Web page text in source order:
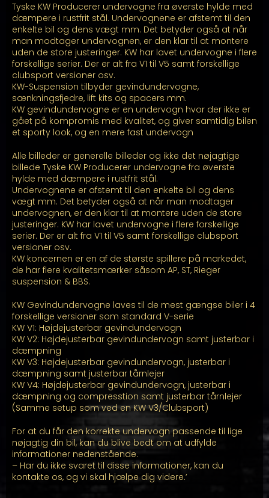
kr. 26.899,00
Tyske KW Producerer undervogne fra øverste hylde med
dæmpere i rustfrit stål. Undervognene er afstemt til den
enkelte bil og dens vægt mm. Det betyder også at når
man modtager undervognen, er den klar til at montere
uden de store justeringer. KW har lavet undervogne i flere
forskellige serier. Der er alt fra V1 til V5 samt forskellige
clubsport versioner osv.
KW-Suspension tilbyder gevindundervogne,
sænkningsfjedre, lift kits og spacers mm.
KW gevindundervogne er en undervogn hvor der ikke er
gået på kompromis med kvalitet, og giver samtidig bilen
et sporty look, og en mere fast undervogn
Alle billeder er generelle billeder og ikke det nøjagtige
billede Tyske KW Producerer undervogne fra øverste
hylde med dæmpere i rustfrit stål.
Undervognene er afstemt til den enkelte bil og dens
vægt mm. Det betyder også at når man modtager
undervognen, er den klar til at montere uden de store
justeringer. KW har lavet undervogne i flere forskellige
serier. Der er alt fra V1 til V5 samt forskellige clubsport
versioner osv.
KW koncernen er en af de største spillere på markedet,
de har flere kvalitetsmærker såsom AP, ST, Rieger
suspension & BBS.
KW Gevindundervogne laves til de mest gængse biler i 4
forskellige versioner som standard V-serie
KW V1: Højdejusterbar gevindundervogn
KW V2: Højdejusterbar gevindundervogn samt justerbar i
dæmpning
KW V3: Højdejusterbar gevindundervogn, justerbar i
dæmpning samt justerbar tårnlejer
KW V4: Højdejusterbar gevindundervogn, justerbar i
dæmpning og compresstion samt justerbar tårnlejer
(Samme setup som ved en KW V3/Clubsport)
For at du får den korrekte undervogn passende til lige
nøjagtig din bil, kan du blive bedt om at udfylde
informationer nedenstående.
– Har du ikke svaret til disse informationer, kan du
kontakte os, og vi skal hjælpe dig videre.’